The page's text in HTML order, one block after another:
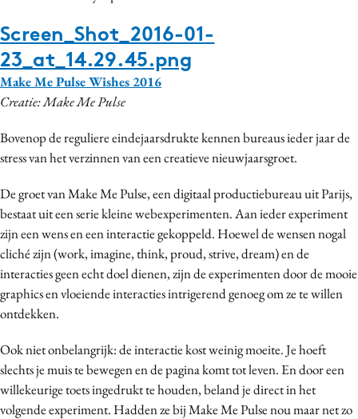
Screen_Shot_2016-01-
23_at_14.29.45.png
Make Me Pulse Wishes 2016
Creatie: Make Me Pulse
Bovenop de reguliere eindejaarsdrukte kennen bureaus ieder jaar de
stress van het verzinnen van een creatieve nieuwjaarsgroet.
De groet van Make Me Pulse, een digitaal productiebureau uit Parijs,
bestaat uit een serie kleine webexperimenten. Aan ieder experiment
zijn een wens en een interactie gekoppeld. Hoewel de wensen nogal
cliché zijn (work, imagine, think, proud, strive, dream) en de
interacties geen echt doel dienen, zijn de experimenten door de mooie
graphics en vloeiende interacties intrigerend genoeg om ze te willen
ontdekken.
Ook niet onbelangrijk: de interactie kost weinig moeite. Je hoeft
slechts je muis te bewegen en de pagina komt tot leven. En door een
willekeurige toets ingedrukt te houden, beland je direct in het
volgende experiment. Hadden ze bij Make Me Pulse nou maar net zo